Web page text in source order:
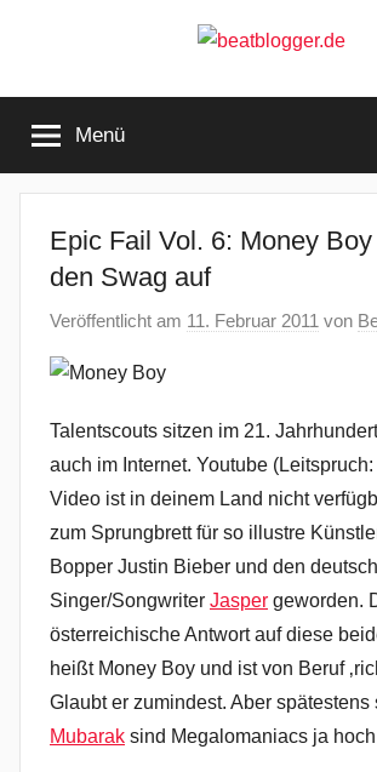
beatblogger.de
the
beat
goes
Menü
Epic Fail Vol. 6: Money
den Swag auf
Veröffentlicht am 11. Februar 2011 von
Talentscouts sitzen im 21.
auch im Internet. Youtube (Leitspruch:
Video ist in deinem Land nicht
zum Sprungbrett für so illustre
Bopper Justin Bieber und den
Singer/Songwriter Jasper geworden.
österreichische Antwort auf diese
heißt Money Boy und ist von Beruf
Glaubt er zumindest. Aber spätestens
Mubarak sind Megalomaniacs ja